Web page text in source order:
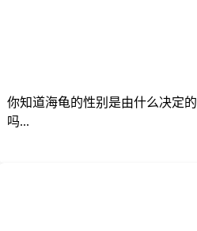
你知道海龟的性别是由什么决定的
吗...